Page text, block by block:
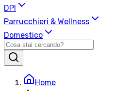
DPI
Parrucchieri & Wellness
Domestico
Home